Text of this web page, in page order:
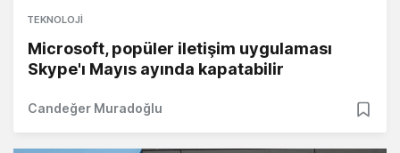
TEKNOLOJI
Microsoft, popüler iletişim uygulaması
Skype'ı Mayıs ayında kapatabilir
Candeğer Muradoğlu